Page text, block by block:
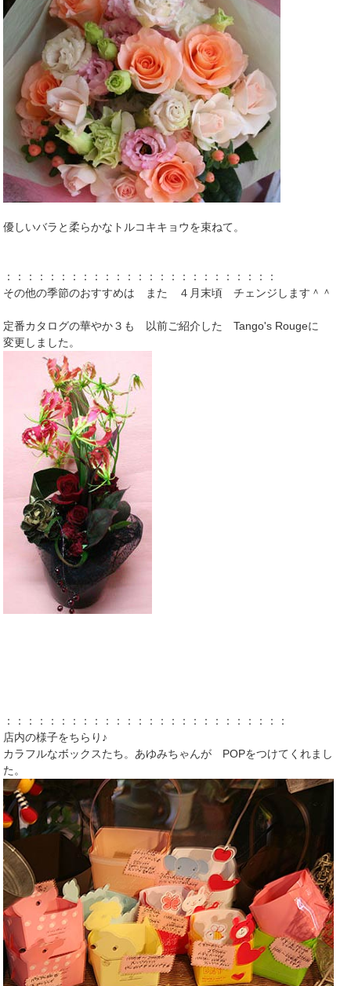
優しいバラと柔らかなトルコキキョウを束ねて。
：：：：：：：：：：：：：：：：：：：：：：：：：
その他の季節のおすすめは また ４月末頃 チェンジします＾＾
定番カタログの華やか３も 以前ご紹介した Tango's Rougeに
変更しました。
：：：：：：：：：：：：：：：：：：：：：：：：：：
店内の様子をちらり♪
カラフルなボックスたち。あゆみちゃんが POPをつけてくれまし
た。